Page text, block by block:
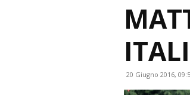
20 Giugno 2016,